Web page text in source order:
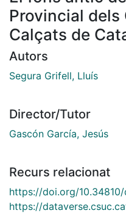
Provincial dels
Calçats de
Autors
Segura Grifell, Lluís
Director/Tutor
Gascón García, Jesús
Recurs relacionat
https://doi.org/10.34810/
https://